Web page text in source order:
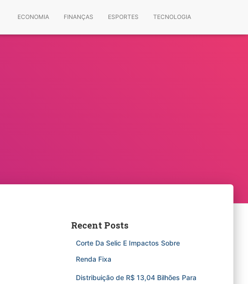
ECONOMIA FINANÇAS ESPORTES TECNOLOGIA
Recent Posts
Corte Da Selic E Impactos Sobre
Renda Fixa
Distribuição de R$ 13,04 Bilhões Para